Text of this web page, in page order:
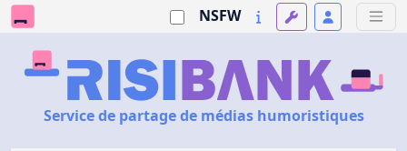
NSFW
Service de partage de médias humoristiques